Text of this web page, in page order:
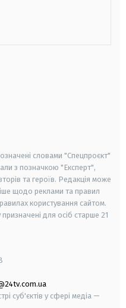
словами "Спецпроєкт"
з позначкою "Експерт",
та героїв. Редакція може
щодо реклами та правил
користування сайтом.
для осіб старше 21
суб'єктів у сфері медіа —